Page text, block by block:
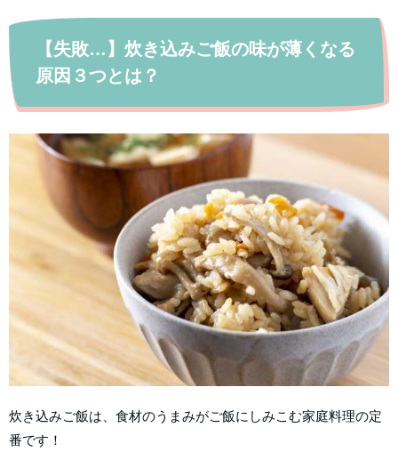
【失敗…】炊き込みご飯の味が薄くなる
原因３つとは？
炊き込みご飯は、食材のうまみがご飯にしみこむ家庭料理の定
番です！